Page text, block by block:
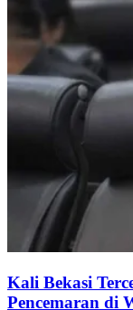
Kali Bekasi
Pencemaran di